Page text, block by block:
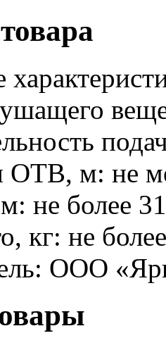
ОТВ, м: не
не более
кг: не
ООО